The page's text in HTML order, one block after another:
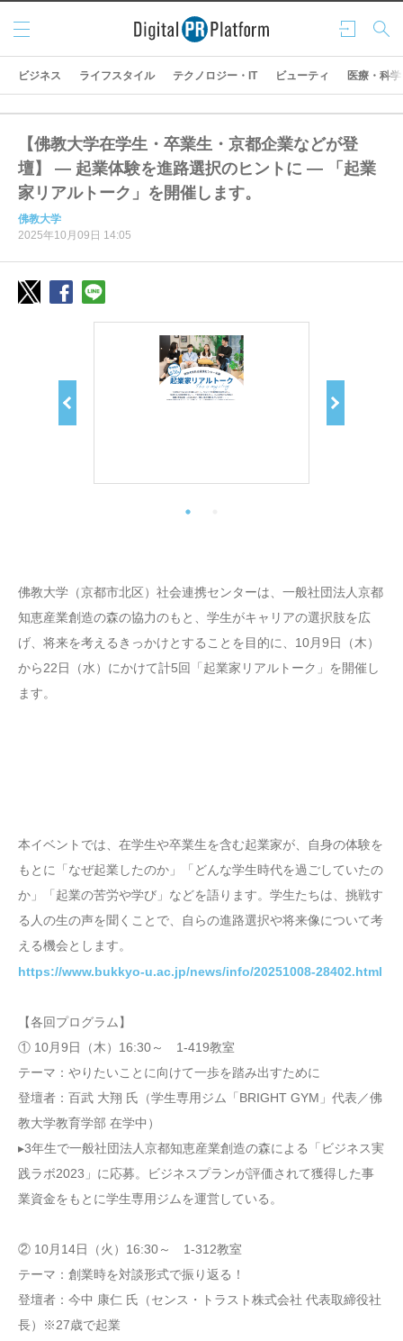
ログ
イン
検索
メニ
ュー
ビジネス ライフスタイル テクノロジー・IT ビューティ 医療・科学
【佛教大学在学生・卒業生・京都企業などが登
壇】 ― 起業体験を進路選択のヒントに ― 「起業
家リアルトーク」を開催します。
佛教大学
2025年10月09日 14:05
佛教大学（京都市北区）社会連携センターは、一般社団法人京都
知恵産業創造の森の協力のもと、学生がキャリアの選択肢を広
げ、将来を考えるきっかけとすることを目的に、10月9日（木）
から22日（水）にかけて計5回「起業家リアルトーク」を開催し
ます。
本イベントでは、在学生や卒業生を含む起業家が、自身の体験を
もとに「なぜ起業したのか」「どんな学生時代を過ごしていたの
か」「起業の苦労や学び」などを語ります。学生たちは、挑戦す
る人の生の声を聞くことで、自らの進路選択や将来像について考
える機会とします。
https://www.bukkyo-u.ac.jp/news/info/20251008-28402.html
【各回プログラム】
① 10月9日（木）16:30～ 1-419教室
テーマ：やりたいことに向けて一歩を踏み出すために
登壇者：百武 大翔 氏（学生専用ジム「BRIGHT GYM」代表／佛
教大学教育学部 在学中）
▸3年生で一般社団法人京都知恵産業創造の森による「ビジネス実
践ラボ2023」に応募。ビジネスプランが評価されて獲得した事
業資金をもとに学生専用ジムを運営している。
② 10月14日（火）16:30～ 1-312教室
テーマ：創業時を対談形式で振り返る！
登壇者：今中 康仁 氏（センス・トラスト株式会社 代表取締役社
長）※27歳で起業